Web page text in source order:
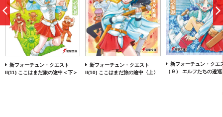
新フォーチュン・クエスト
II(11) ここはまだ旅の途中＜下＞
新フォーチュン・クエスト
II(10) ここはまだ旅の途中〈上〉
新フォーチュン・クエ
（９） エルフたちの逡巡
前
へ